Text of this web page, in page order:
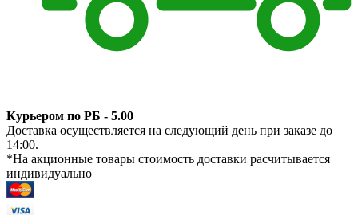
Курьером по РБ - 5.00
Доставка осуществляется на следующий день при заказе до
14:00.
*На акционные товары стоимость доставки расчитывается
индивидуально